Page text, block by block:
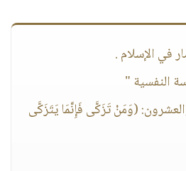
في الإسلام .
النفسية "
(وَمَنْ تَزَكَّى فَإِنَّمَا يَتَزَكَّى